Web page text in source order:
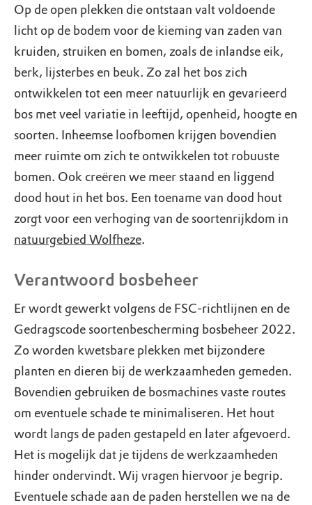
Op de open plekken die ontstaan valt voldoende
licht op de bodem voor de kieming van zaden van
kruiden, struiken en bomen, zoals de inlandse eik,
berk, lijsterbes en beuk. Zo zal het bos zich
ontwikkelen tot een meer natuurlijk en gevarieerd
bos met veel variatie in leeftijd, openheid, hoogte en
soorten. Inheemse loofbomen krijgen bovendien
meer ruimte om zich te ontwikkelen tot robuuste
bomen. Ook creëren we meer staand en liggend
dood hout in het bos. Een toename van dood hout
zorgt voor een verhoging van de soortenrijkdom in
natuurgebied Wolfheze.
Verantwoord bosbeheer
Er wordt gewerkt volgens de FSC-richtlijnen en de
Gedragscode soortenbescherming bosbeheer 2022.
Zo worden kwetsbare plekken met bijzondere
planten en dieren bij de werkzaamheden gemeden.
Bovendien gebruiken de bosmachines vaste routes
om eventuele schade te minimaliseren. Het hout
wordt langs de paden gestapeld en later afgevoerd.
Het is mogelijk dat je tijdens de werkzaamheden
hinder ondervindt. Wij vragen hiervoor je begrip.
Eventuele schade aan de paden herstellen we na de